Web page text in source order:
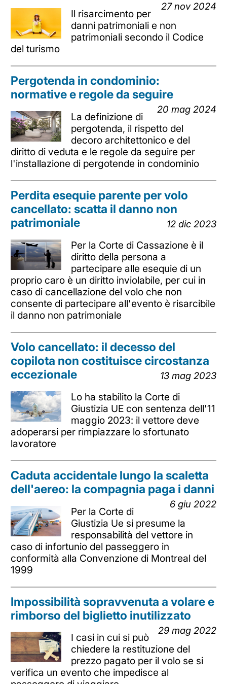
27 nov 2024
Il risarcimento per
danni patrimoniali e non
patrimoniali secondo il Codice
del turismo
Pergotenda in condominio:
normative e regole da seguire
20 mag 2024
La definizione di
pergotenda, il rispetto del
decoro architettonico e del
diritto di veduta e le regole da seguire per
l'installazione di pergotende in condominio
Perdita esequie parente per volo
cancellato: scatta il danno non
patrimoniale
12 dic 2023
Per la Corte di Cassazione è il
diritto della persona a
partecipare alle esequie di un
proprio caro è un diritto inviolabile, per cui in
caso di cancellazione del volo che non
consente di partecipare all'evento è risarcibile
il danno non patrimoniale
Volo cancellato: il decesso del
copilota non costituisce circostanza
eccezionale
13 mag 2023
Lo ha stabilito la Corte di
Giustizia UE con sentenza dell'11
maggio 2023: il vettore deve
adoperarsi per rimpiazzare lo sfortunato
lavoratore
Caduta accidentale lungo la scaletta
dell'aereo: la compagnia paga i danni
6 giu 2022
Per la Corte di
Giustizia Ue si presume la
responsabilità del vettore in
caso di infortunio del passeggero in
conformità alla Convenzione di Montreal del
1999
Impossibilità sopravvenuta a volare e
rimborso del biglietto inutilizzato
29 mag 2022
I casi in cui si può
chiedere la restituzione del
prezzo pagato per il volo se si
verifica un evento che impedisce al